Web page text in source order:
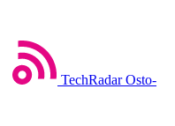
TechRadar Osto-